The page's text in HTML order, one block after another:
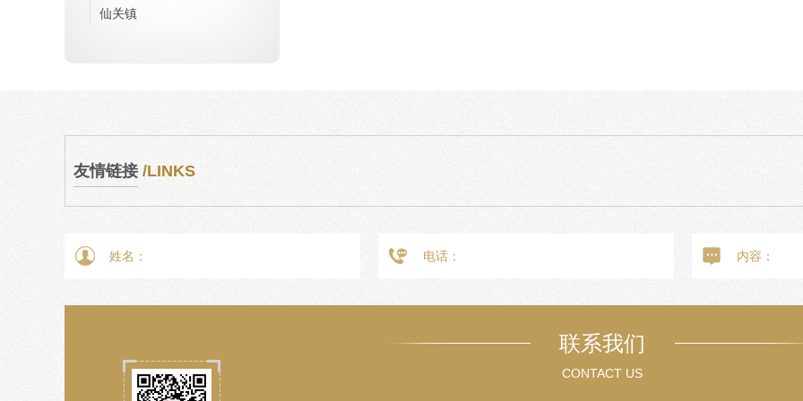
仙关镇
友情链接 /LINKS
联系我们
CONTACT US